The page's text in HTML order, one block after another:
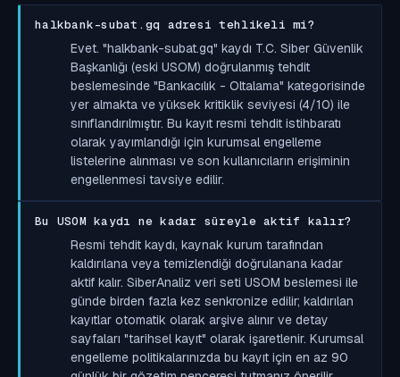
halkbank-subat.gq adresi tehlikeli mi?
Evet. "halkbank-subat.gq" kaydı T.C. Siber Güvenlik
Başkanlığı (eski USOM) doğrulanmış tehdit
beslemesinde "Bankacılık - Oltalama" kategorisinde
yer almakta ve yüksek kritiklik seviyesi (4/10) ile
sınıflandırılmıştır. Bu kayıt resmi tehdit istihbaratı
olarak yayımlandığı için kurumsal engelleme
listelerine alınması ve son kullanıcıların erişiminin
engellenmesi tavsiye edilir.
Bu USOM kaydı ne kadar süreyle aktif kalır?
Resmi tehdit kaydı, kaynak kurum tarafından
kaldırılana veya temizlendiği doğrulanana kadar
aktif kalır. SiberAnaliz veri seti USOM beslemesi ile
günde birden fazla kez senkronize edilir; kaldırılan
kayıtlar otomatik olarak arşive alınır ve detay
sayfaları "tarihsel kayıt" olarak işaretlenir. Kurumsal
engelleme politikalarınızda bu kayıt için en az 90